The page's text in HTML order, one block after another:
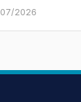
2026